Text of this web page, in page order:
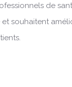
de
souhaitent